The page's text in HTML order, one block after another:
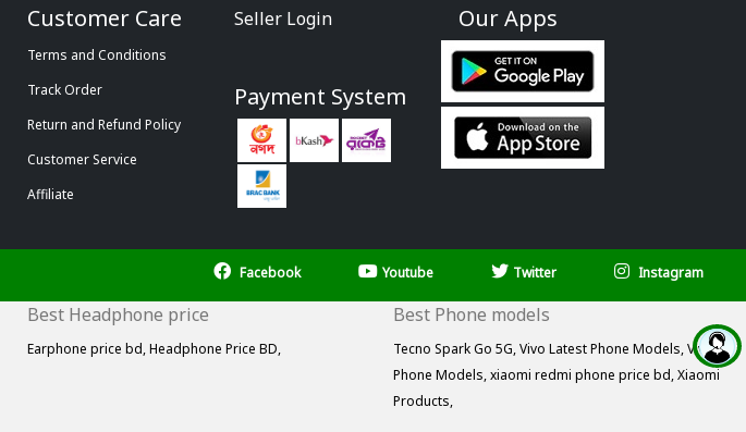
Customer Care
Terms and Conditions
Track Order
Return and Refund Policy
Customer Service
Affiliate
Seller Login
Payment System
Our Apps
Facebook Youtube Twitter Instagram
Best Headphone price
Earphone price bd,Headphone Price BD,
Best Phone models
Tecno Spark Go 5G,Vivo Latest Phone Models,Vivo
Phone Models,xiaomi redmi phone price bd,Xiaomi
Products,